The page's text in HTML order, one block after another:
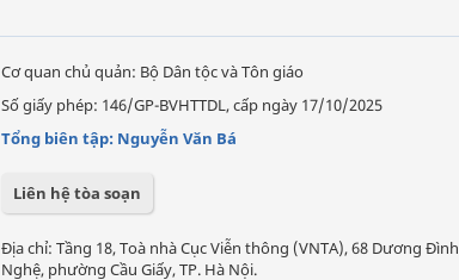
Cơ quan chủ quản: Bộ Dân tộc và Tôn giáo
Số giấy phép: 146/GP-BVHTTDL, cấp ngày 17/10/2025
Tổng biên tập: Nguyễn Văn Bá
Liên hệ tòa soạn
Địa chỉ: Tầng 18, Toà nhà Cục Viễn thông (VNTA), 68 Dương Đình
Nghệ, phường Cầu Giấy, TP. Hà Nội.